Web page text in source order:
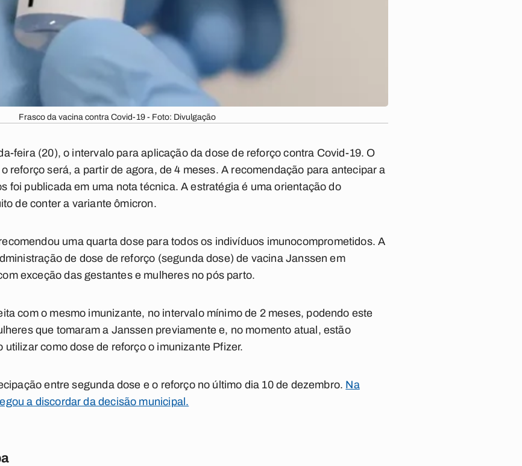
Frasco da vacina contra Covid-19 - Foto: Divulgação
feira (20), o intervalo para aplicação da dose de reforço contra Covid-19. O
reforço será, a partir de agora, de 4 meses. A recomendação para antecipar a
foi publicada em uma nota técnica. A estratégia é uma orientação do
de conter a variante ômicron.
uma quarta dose para todos os indivíduos imunocomprometidos. A
de dose de reforço (segunda dose) de vacina Janssen em
exceção das gestantes e mulheres no pós parto.
com o mesmo imunizante, no intervalo mínimo de 2 meses, podendo este
que tomaram a Janssen previamente e, no momento atual, estão
como dose de reforço o imunizante Pfizer.
entre segunda dose e o reforço no último dia 10 de dezembro. Na
a discordar da decisão municipal.